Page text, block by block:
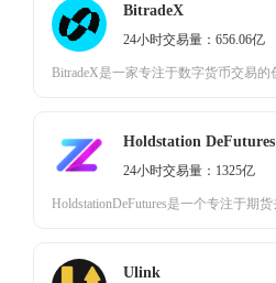
BitradeX
24小时交易量：656.06亿
Holdstation DeFutures
24小时交易量：1325亿
Ulink